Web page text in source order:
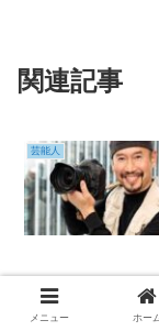
関連記事
芸能人
芸能人
メニュー ホー